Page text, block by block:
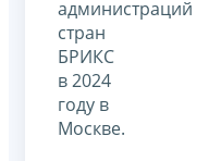
администраций
стран
БРИКС
в 2024
году в
Москве.